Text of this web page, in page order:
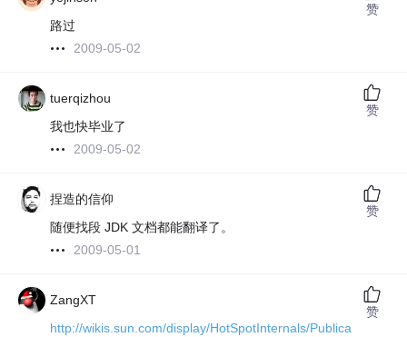
路过
2009-05-02
赞
tuerqizhou
我也快毕业了
2009-05-02
赞
捏造的信仰
随便找段 JDK 文档都能翻译了。
2009-05-01
赞
ZangXT
http://wikis.sun.com/display/HotSpotInternals/Publica
赞